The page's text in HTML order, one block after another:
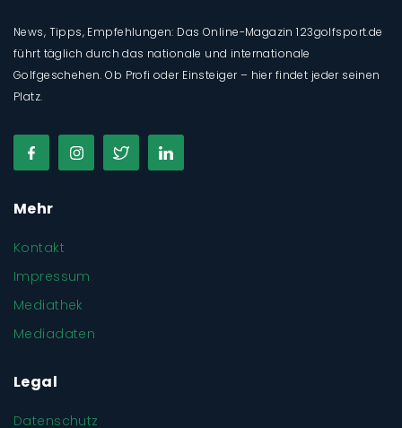
News, Tipps, Empfehlungen: Das Online-Magazin 123golfsport.de
führt täglich durch das nationale und internationale
Golfgeschehen. Ob Profi oder Einsteiger – hier findet jeder seinen
Platz.
Mehr
Kontakt
Impressum
Mediathek
Mediadaten
Legal
Datenschutz